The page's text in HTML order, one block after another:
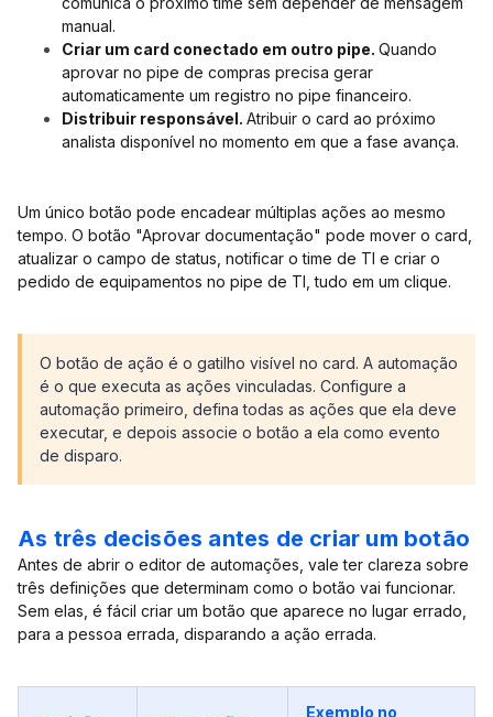
manual.
Criar um card conectado em outro pipe. Quando
aprovar no pipe de compras precisa gerar
automaticamente um registro no pipe financeiro.
Distribuir responsável. Atribuir o card ao próximo
analista disponível no momento em que a fase avança.
Um único botão pode encadear múltiplas ações ao mesmo
tempo. O botão "Aprovar documentação" pode mover o card,
atualizar o campo de status, notificar o time de TI e criar o
pedido de equipamentos no pipe de TI, tudo em um clique.
O botão de ação é o gatilho visível no card. A automação
é o que executa as ações vinculadas. Configure a
automação primeiro, defina todas as ações que ela deve
executar, e depois associe o botão a ela como evento
de disparo.
As três decisões antes de criar um botão
Antes de abrir o editor de automações, vale ter clareza sobre
três definições que determinam como o botão vai funcionar.
Sem elas, é fácil criar um botão que aparece no lugar errado,
para a pessoa errada, disparando a ação errada.
Exemplo no